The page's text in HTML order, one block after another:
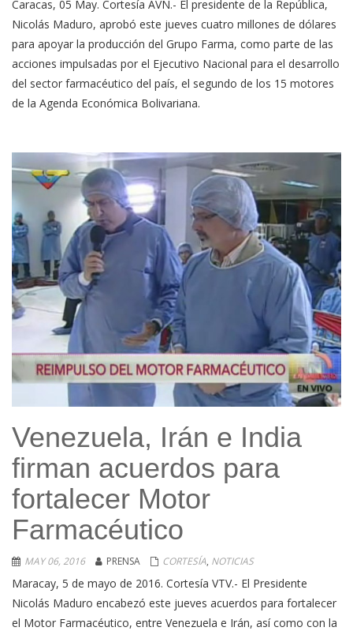
Caracas, 05 May. Cortesía AVN.- El presidente de la República,
Nicolás Maduro, aprobó este jueves cuatro millones de dólares
para apoyar la producción del Grupo Farma, como parte de las
acciones impulsadas por el Ejecutivo Nacional para el desarrollo
del sector farmacéutico del país, el segundo de los 15 motores
de la Agenda Económica Bolivariana.
Venezuela, Irán e India
firman acuerdos para
fortalecer Motor
Farmacéutico
MAY 06, 2016 PRENSA CORTESÍA, NOTICIAS
Maracay, 5 de mayo de 2016. Cortesía VTV.- El Presidente
Nicolás Maduro encabezó este jueves acuerdos para fortalecer
el Motor Farmacéutico, entre Venezuela e Irán, así como con la